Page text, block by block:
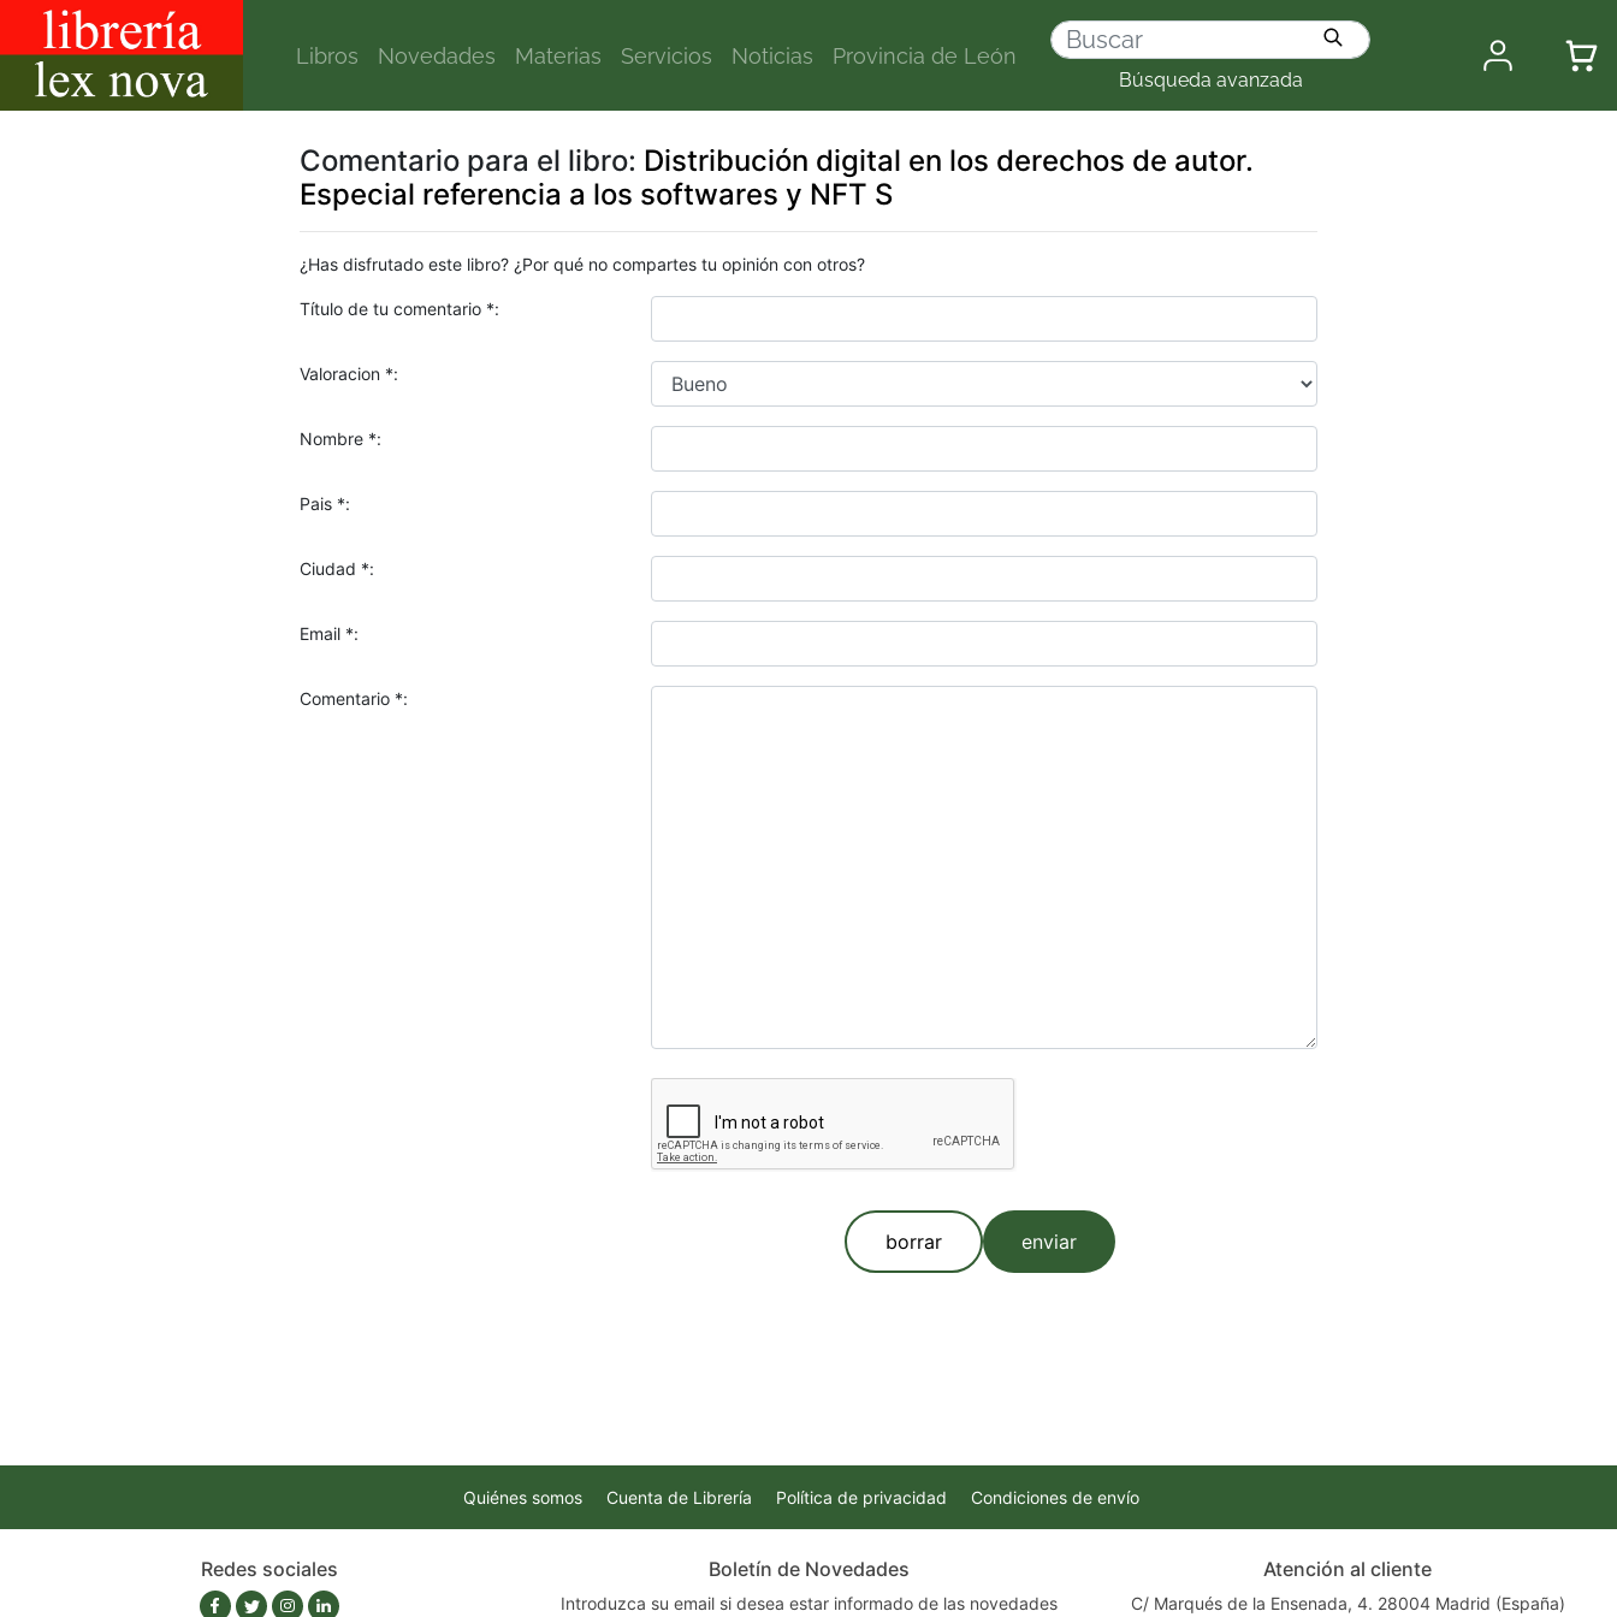
Libros Novedades Materias Servicios Noticias Provincia de León
Búsqueda avanzada
Comentario para el libro: Distribución digital en los derechos de autor.
Especial referencia a los softwares y NFT S
¿Has disfrutado este libro? ¿Por qué no compartes tu opinión con otros?
Título de tu comentario *:
Valoracion *:
Nombre *:
Pais *:
Ciudad *:
Email *:
Comentario *:
borrar enviar
Quiénes somos Cuenta de Librería Política de privacidad Condiciones de envío
Redes sociales Boletín de Novedades
Introduzca su email si desea estar informado de las novedades
Atención al cliente
C/ Marqués de la Ensenada, 4. 28004 Madrid (España)